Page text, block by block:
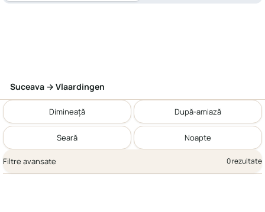
Suceava → Vlaardingen
Dimineață După-amiază
Seară Noapte
Filtre avansate 0 rezultate